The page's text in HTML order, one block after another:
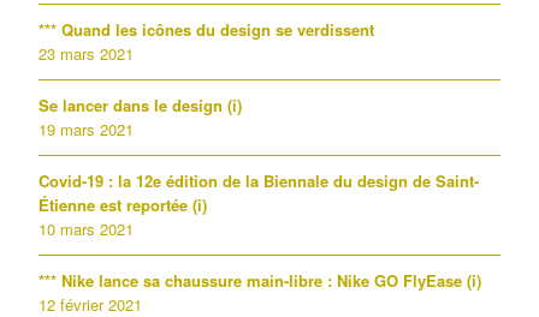
*** Quand les icônes du design se verdissent
23 mars 2021
Se lancer dans le design (i)
19 mars 2021
Covid-19 : la 12e édition de la Biennale du design de Saint-
Étienne est reportée (i)
10 mars 2021
*** Nike lance sa chaussure main-libre : Nike GO FlyEase (i)
12 février 2021